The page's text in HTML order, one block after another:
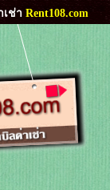
เช่า Rent108.com